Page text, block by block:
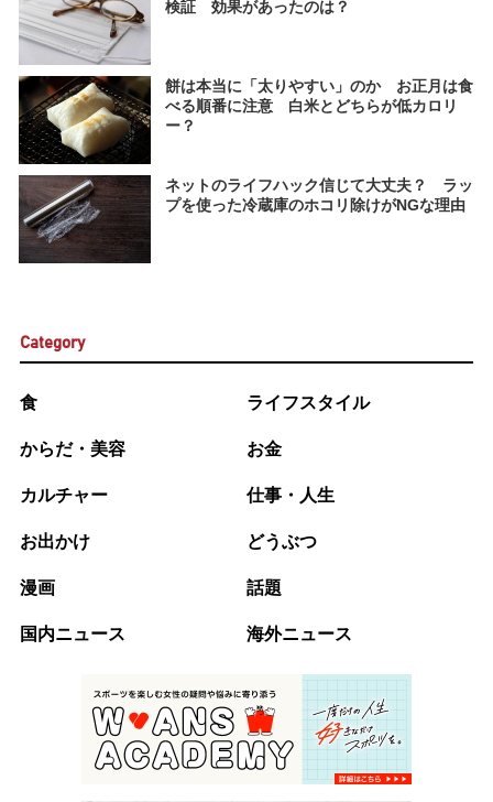
検証 効果があったのは？
餅は本当に「太りやすい」のか お正月は食
べる順番に注意 白米とどちらが低カロリ
ー？
ネットのライフハック信じて大丈夫？ ラッ
プを使った冷蔵庫のホコリ除けがNGな理由
Category
食 ライフスタイル
からだ・美容 お金
カルチャー 仕事・人生
お出かけ どうぶつ
漫画 話題
国内ニュース 海外ニュース